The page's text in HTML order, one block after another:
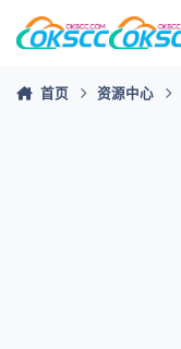
跳转到帖子
首页 资源中心